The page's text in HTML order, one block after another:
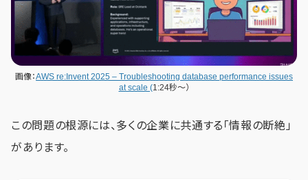
画像：AWS re:Invent 2025 – Troubleshooting database performance issues
at scale (1:24秒～）
この問題の根源には、多くの企業に共通する「情報の断絶」
があります。